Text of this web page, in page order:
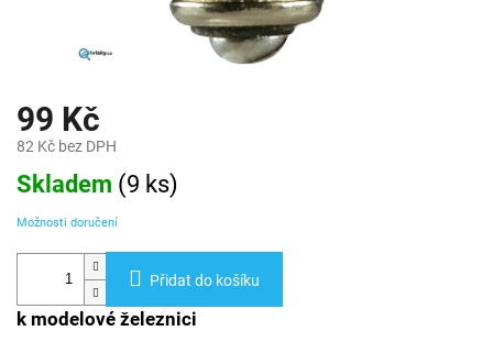
99 Kč
82 Kč bez DPH
Měrná
cena:
Skladem (9 ks)
Možnosti doručení
Přidat do košíku
k modelové železnici